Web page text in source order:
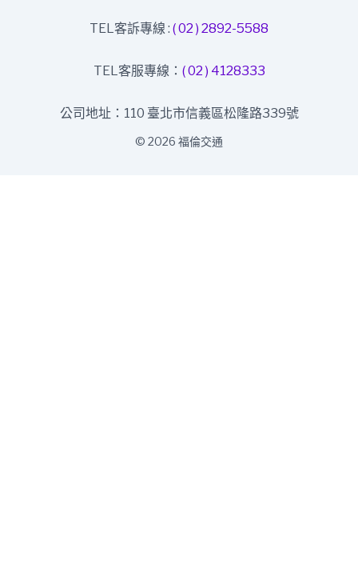
TEL客訴專線 : ( 02 ) 2892-5588
TEL客服專線： ( 02 ) 4128333
公司地址：110 臺北市信義區松隆路339號
© 2026 福倫交通